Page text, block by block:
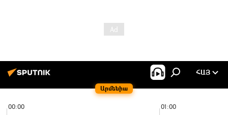
Արմենիա
ՀԱՅ
00:00 01:00